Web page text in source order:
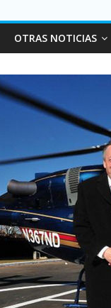
OTRAS NOTICIAS